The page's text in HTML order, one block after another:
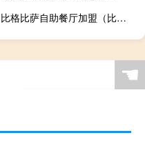
比格比萨自助餐厅加盟（比格比萨加盟）
☚